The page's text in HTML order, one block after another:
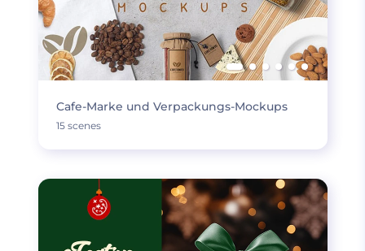
Cafe-Marke und Verpackungs-Mockups
15 scenes